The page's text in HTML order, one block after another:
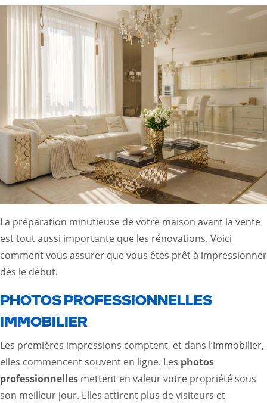
La préparation minutieuse de votre maison avant la vente
est tout aussi importante que les rénovations. Voici
comment vous assurer que vous êtes prêt à impressionner
dès le début.
PHOTOS PROFESSIONNELLES
IMMOBILIER
Les premières impressions comptent, et dans l’immobilier,
elles commencent souvent en ligne. Les photos
professionnelles mettent en valeur votre propriété sous
son meilleur jour. Elles attirent plus de visiteurs et